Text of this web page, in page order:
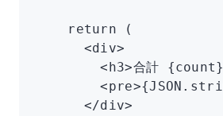
    return
(
      <
div>
        <
h3>合計 {count}
        <
pre>{JSON
      </
div>